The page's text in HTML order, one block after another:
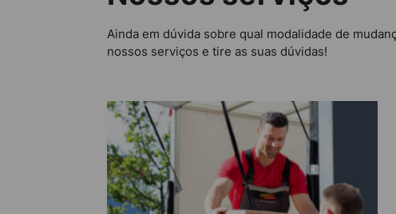
Ainda em dúvida sobre qual modalidade de
nossos serviços e tire as suas dúvidas!